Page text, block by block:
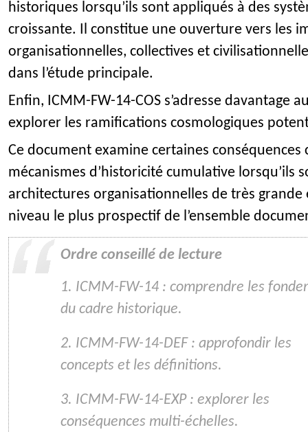
historiques lorsqu’ils sont appliqués à des
croissante. Il constitue une ouverture vers les
organisationnelles, collectives et
dans l’étude principale.
Enfin, ICMM-FW-14-COS s’adresse davantage
explorer les ramifications cosmologiques
Ce document examine certaines conséquences
mécanismes d’historicité cumulative lorsqu’ils
architectures organisationnelles de très grande
niveau le plus prospectif de l’ensemble
Ordre conseillé de lecture
1. ICMM-FW-14 : comprendre les
du cadre historique.
2. ICMM-FW-14-DEF : approfondir les
concepts et les définitions.
3. ICMM-FW-14-EXP : explorer les
conséquences multi-échelles.